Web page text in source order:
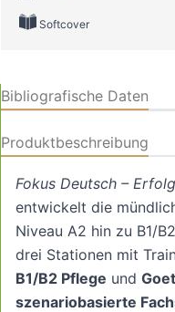
Softcover
Bibliografische Daten
Produktbeschreibung
Fokus Deutsch –
entwickelt die
Niveau A2 hin zu B1/
drei Stationen mit
B1/B2 Pflege und
szenariobasierte